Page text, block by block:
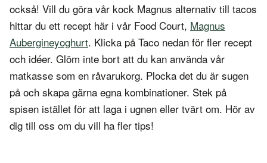
också! Vill du göra vår kock Magnus alternativ till tacos
hittar du ett recept här i vår Food Court, Magnus
Aubergineyoghurt. Klicka på Taco nedan för fler recept
och idéer. Glöm inte bort att du kan använda vår
matkasse som en råvarukorg. Plocka det du är sugen
på och skapa gärna egna kombinationer. Stek på
spisen istället för att laga i ugnen eller tvärt om. Hör av
dig till oss om du vill ha fler tips!